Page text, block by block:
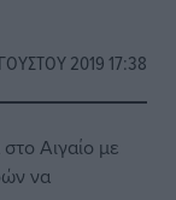
2019 17:38
Αιγαίο με
να